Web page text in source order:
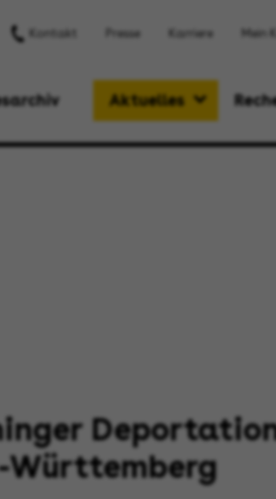
Kontakt Presse Karriere Mein
Aktuelles
Württemberg